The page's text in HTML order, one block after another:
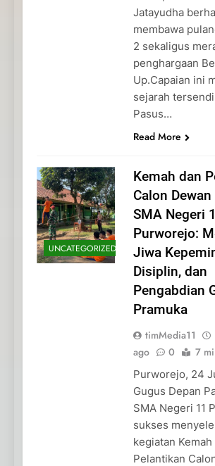
Jatayudha
membawa
2 sekaligus
penghargaan
Up.Capaian ini
sejarah
Pasus…
Read More
UNCATEGORIZED
Kemah dan
Calon
SMA Negeri
Purworejo:
Jiwa
Disiplin, dan
Pengabdian
Pramuka
timMedia11
ago
0 7
Purworejo, 24
Gugus Depan
SMA Negeri 11
sukses
kegiatan Kemah
Pelantikan